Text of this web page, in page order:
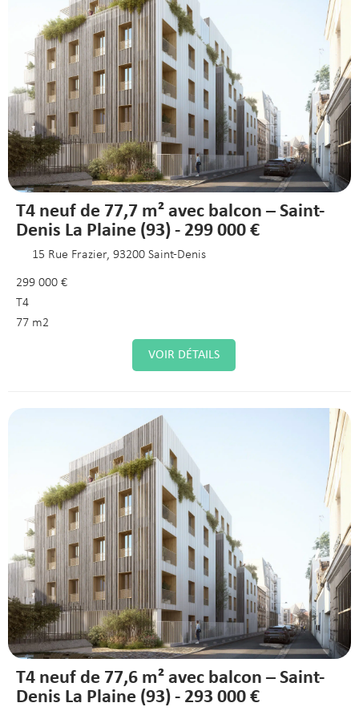
T4 neuf de 77,7 m² avec balcon – Saint-
Denis La Plaine (93) - 299 000 €
15 Rue Frazier, 93200 Saint-Denis
299 000 €
T4
77 m2
VOIR DÉTAILS
T4 neuf de 77,6 m² avec balcon – Saint-
Denis La Plaine (93) - 293 000 €